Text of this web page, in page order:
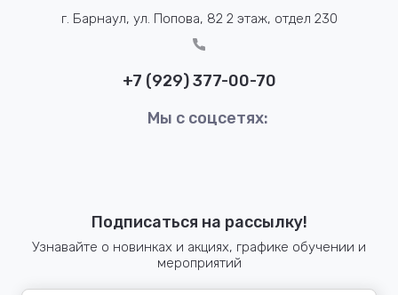
г. Барнаул, ул. Попова, 82 2 этаж, отдел 230
+7 (929) 377-00-70
Мы с соцсетях:
Подписаться на рассылку!
Узнавайте о новинках и акциях, графике обучении и
мероприятий